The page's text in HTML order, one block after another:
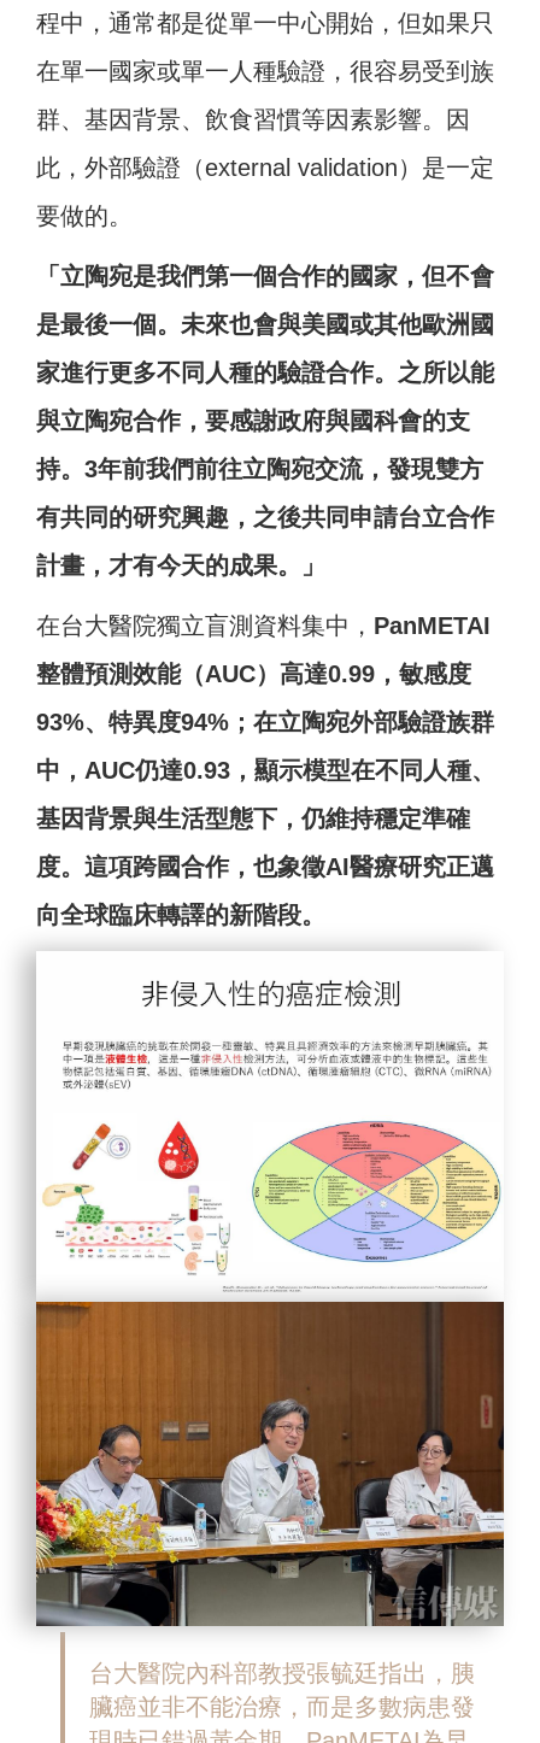
程中，通常都是從單一中心開始，但如果只
在單一國家或單一人種驗證，很容易受到族
群、基因背景、飲食習慣等因素影響。因
此，外部驗證（external validation）是一定
要做的。
「立陶宛是我們第一個合作的國家，但不會
是最後一個。未來也會與美國或其他歐洲國
家進行更多不同人種的驗證合作。之所以能
與立陶宛合作，要感謝政府與國科會的支
持。3年前我們前往立陶宛交流，發現雙方
有共同的研究興趣，之後共同申請台立合作
計畫，才有今天的成果。」
在台大醫院獨立盲測資料集中， PanMETAI
整體預測效能（AUC）高達0.99，敏感度
93%、特異度94%；在立陶宛外部驗證族群
中，AUC仍達0.93，顯示模型在不同人種、
基因背景與生活型態下，仍維持穩定準確
度。這項跨國合作，也象徵AI醫療研究正邁
向全球臨床轉譯的新階段。
台大醫院內科部教授張毓廷指出，胰
臟癌並非不能治療，而是多數病患發